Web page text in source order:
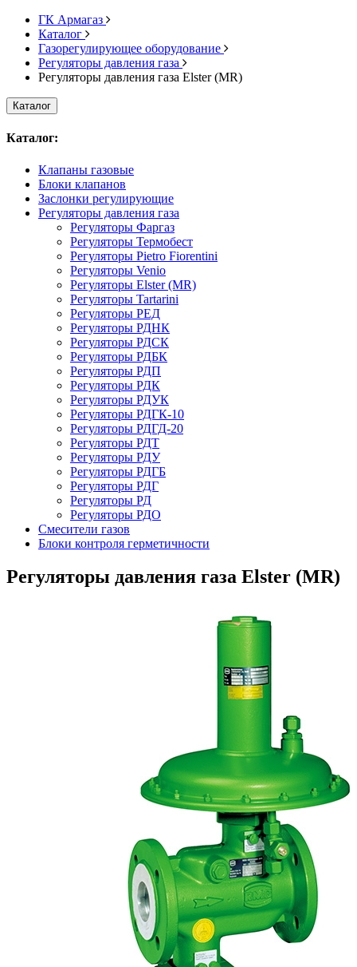
ГК Армагаз
Каталог
Газорегулирующее оборудование
Регуляторы давления газа
Регуляторы давления газа Elster (MR)
Каталог
Каталог:
Клапаны газовые
Блоки клапанов
Заслонки регулирующие
Регуляторы давления газа
Регуляторы Фаргаз
Регуляторы Термобест
Регуляторы Pietro Fiorentini
Регуляторы Venio
Регуляторы Elster (MR)
Регуляторы Tartarini
Регуляторы РЕД
Регуляторы РДНК
Регуляторы РДСК
Регуляторы РДБК
Регуляторы РДП
Регуляторы РДК
Регуляторы РДУК
Регуляторы РДГК-10
Регуляторы РДГД-20
Регуляторы РДТ
Регуляторы РДУ
Регуляторы РДГБ
Регуляторы РДГ
Регуляторы РД
Регуляторы РДО
Смесители газов
Блоки контроля герметичности
Регуляторы давления газа Elster (MR)